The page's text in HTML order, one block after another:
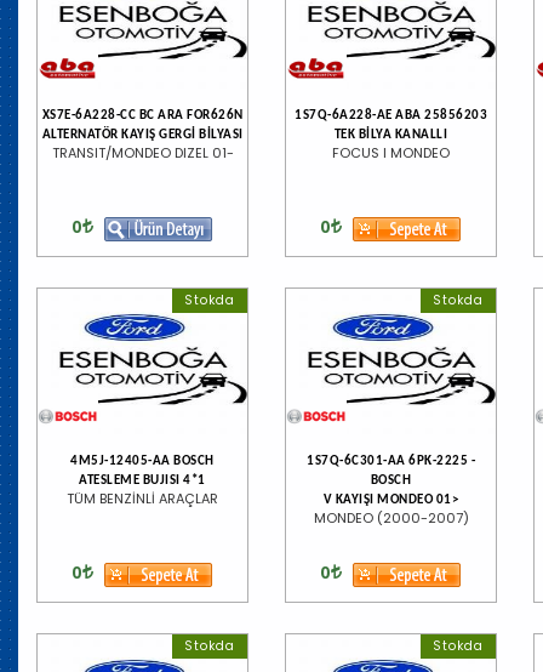
XS7E-6A228-CC BC ARA FOR626N
ALTERNATÖR KAYIŞ GERGİ BİLYASI
TRANSIT/MONDEO DIZEL 01-
0
1S7Q-6A228-AE ABA 25856203
TEK BİLYA KANALLI
FOCUS I MONDEO
0
Stokda
4M5J-12405-AA BOSCH
ATESLEME BUJISI 4*1
TÜM BENZİNLİ ARAÇLAR
0
Stokda
1S7Q-6C301-AA 6PK-2225 -
BOSCH
V KAYIŞI MONDEO 01>
MONDEO (2000-2007)
0
Stokda Stokda